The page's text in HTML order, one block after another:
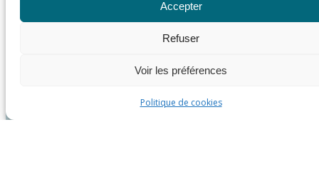
Accepter
Refuser
Voir les préférences
Politique de cookies